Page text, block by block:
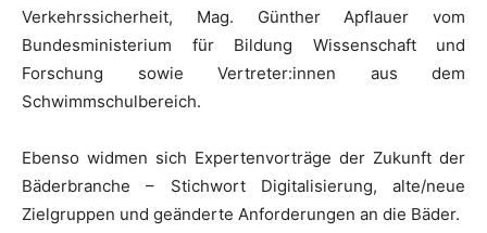
Verkehrssicherheit, Mag. Günther Apflauer vom
Bundesministerium für Bildung Wissenschaft und
Forschung sowie Vertreter:innen aus dem
Schwimmschulbereich.
Ebenso widmen sich Expertenvorträge der Zukunft der
Bäderbranche – Stichwort Digitalisierung, alte/neue
Zielgruppen und geänderte Anforderungen an die Bäder.